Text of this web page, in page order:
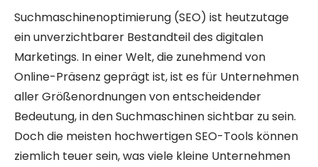
Suchmaschinenoptimierung (SEO) ist heutzutage
ein unverzichtbarer Bestandteil des digitalen
Marketings. In einer Welt, die zunehmend von
Online-Präsenz geprägt ist, ist es für Unternehmen
aller Größenordnungen von entscheidender
Bedeutung, in den Suchmaschinen sichtbar zu sein.
Doch die meisten hochwertigen SEO-Tools können
ziemlich teuer sein, was viele kleine Unternehmen